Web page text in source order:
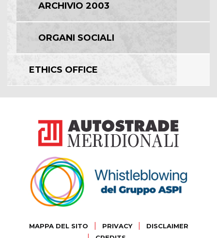
ARCHIVIO 2003
ORGANI SOCIALI
ETHICS OFFICE
MAPPA DEL SITO PRIVACY DISCLAIMER